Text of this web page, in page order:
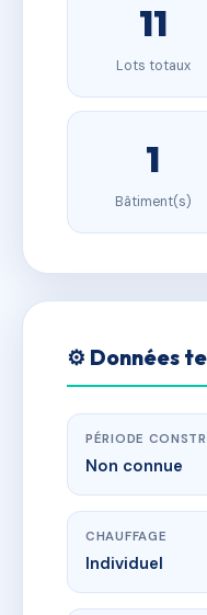
11
Lots totaux
1
Bâtiment(s)
⚙️ Données
PÉRIODE
Non connue
CHAUFFAGE
Individuel